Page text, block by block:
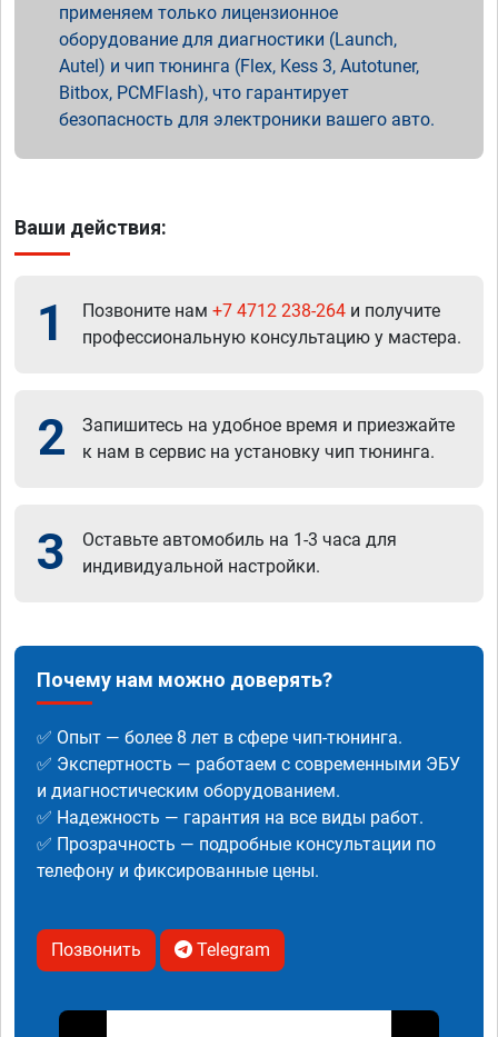
применяем только лицензионное
оборудование для диагностики (Launch,
Autel) и чип тюнинга (Flex, Kess 3, Autotuner,
Bitbox, PCMFlash), что гарантирует
безопасность для электроники вашего авто.
Ваши действия:
1 Позвоните нам +7 4712 238-264 и получите
профессиональную консультацию у мастера.
2
Запишитесь на удобное время и приезжайте
к нам в сервис на установку чип тюнинга.
3
Оставьте автомобиль на 1-3 часа для
индивидуальной настройки.
Почему нам можно доверять?
✅ Опыт — более 8 лет в сфере чип-тюнинга.
✅ Экспертность — работаем с современными ЭБУ
и диагностическим оборудованием.
✅ Надежность — гарантия на все виды работ.
✅ Прозрачность — подробные консультации по
телефону и фиксированные цены.
Позвонить Telegram